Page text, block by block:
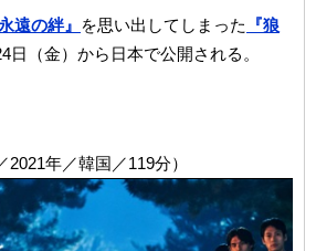
遠の絆』 を思い出してしまった
『狼
日（金）から日本で公開される。
年／韓国／119分）